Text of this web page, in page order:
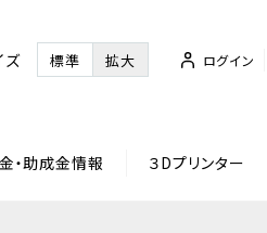
ズ 標準 拡大 ログイン
・助成金情報 ３Dプリンター